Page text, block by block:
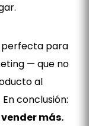
perfecta para
— que no
al
conclusión:
más.